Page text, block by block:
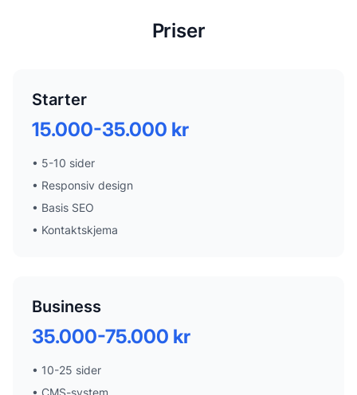
Priser
Starter
15.000-35.000 kr
• 5-10 sider
• Responsiv design
• Basis SEO
• Kontaktskjema
Business
35.000-75.000 kr
• 10-25 sider
• CMS-system